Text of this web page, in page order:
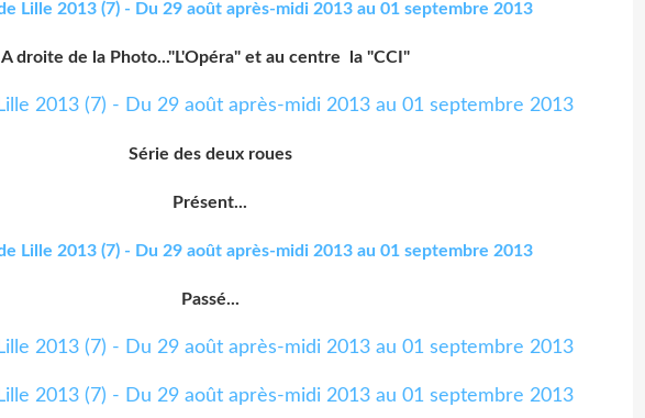
A droite de la Photo..."L'Opéra" et au centre la "CCI"
Série des deux roues
Présent...
Passé...